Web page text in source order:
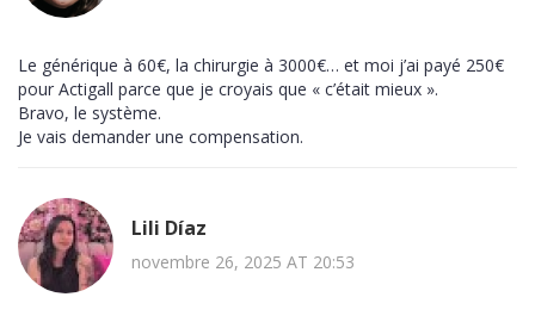
Le générique à 60€, la chirurgie à 3000€… et moi j’ai payé 250€
pour Actigall parce que je croyais que « c’était mieux ».
Bravo, le système.
Je vais demander une compensation.
Lili Díaz
novembre 26, 2025 AT 20:53